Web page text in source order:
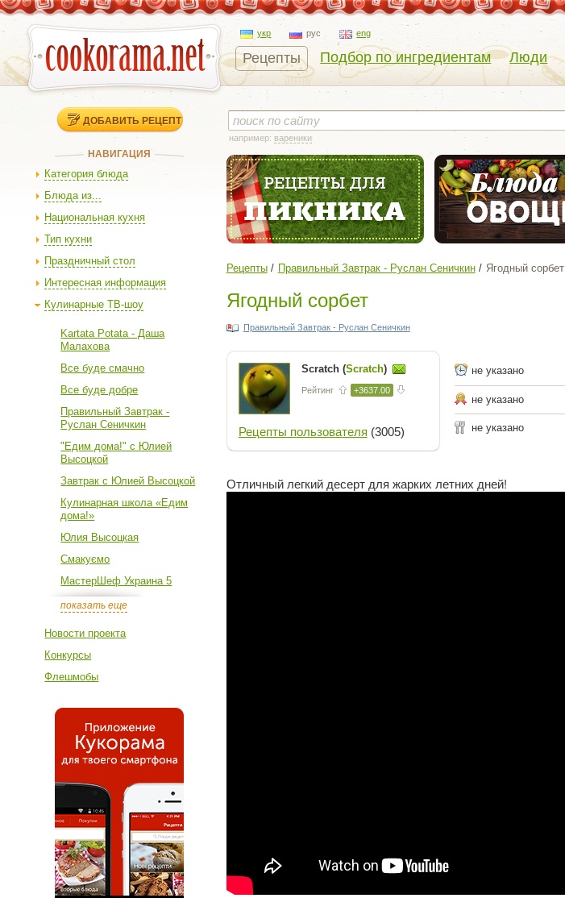
укр рус eng
Рецепты Подбор по ингредиентам Люди
ДОБАВИТЬ РЕЦЕПТ
НАВИГАЦИЯ
Категория блюда
Блюда из...
Национальная кухня
Тип кухни
Праздничный стол
Интересная информация
Кулинарные ТВ-шоу
Kartata Potata - Даша
Малахова
Все буде смачно
Все буде добре
Правильный Завтрак -
Руслан Сеничкин
"Едим дома!" с Юлией
Высоцкой
Завтрак с Юлией Высоцкой
Кулинарная школа «Едим
дома!»
Юлия Высоцкая
Смакуємо
МастерШеф Украина 5
показать еще
Новости проекта
Конкурсы
Флешмобы
например: вареники
Рецепты Правильный Завтрак - Руслан Сеничкин Ягодный сорбет
Ягодный сорбет
Правильный Завтрак - Руслан Сеничкин
Scratch (Scratch)
Рейтинг +3637.00
Рецепты пользователя (3005)
не указано
не указано
не указано
Отличный легкий десерт для жарких летних дней!